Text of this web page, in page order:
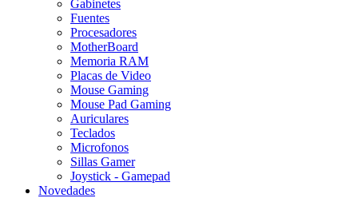
Gabinetes
Fuentes
Procesadores
MotherBoard
Memoria RAM
Placas de Video
Mouse Gaming
Mouse Pad Gaming
Auriculares
Teclados
Microfonos
Sillas Gamer
Joystick - Gamepad
Novedades